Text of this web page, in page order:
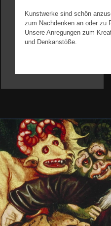
Kunstwerke sind schön
zum Nachdenken an oder zu
Unsere Anregungen zum
und Denkanstöße.